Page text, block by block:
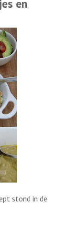
en
stond in de